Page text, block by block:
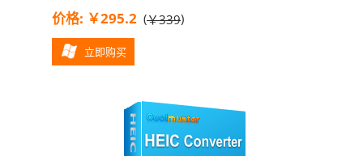
价格: ￥295.2 (￥339)
立即购买